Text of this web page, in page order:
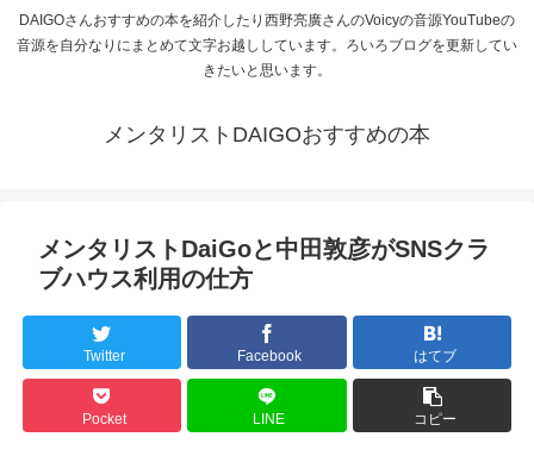
DAIGOさんおすすめの本を紹介したり西野亮廣さんのVoicyの音源YouTubeの
音源を自分なりにまとめて文字お越ししています。ろいろブログを更新してい
きたいと思います。
メンタリストDAIGOおすすめの本
メンタリストDaiGoと中田敦彦がSNSクラ
ブハウス利用の仕方
Twitter Facebook はてブ
Pocket LINE コピー